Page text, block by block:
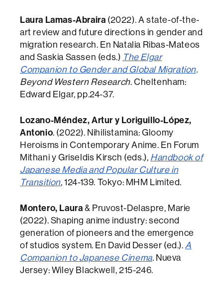
Laura Lamas-Abraira (2022). A state-of-the-
art review and future directions in gender and
migration research. En Natalia Ribas-Mateos
and Saskia Sassen (eds.) The Elgar
Companion to Gender and Global Migration.
Beyond Western Research. Cheltenham:
Edward Elgar, pp.24-37.
Lozano-Méndez, Artur y Loriguillo-López,
Antonio. (2022). Nihilistamina: Gloomy
Heroisms in Contemporary Anime. En Forum
Mithani y Griseldis Kirsch (eds.), Handbook of
Japanese Media and Popular Culture in
Transition, 124-139. Tokyo: MHM Limited.
Montero, Laura& Pruvost-Delaspre, Marie
(2022). Shaping anime industry: second
generation of pioneers and the emergence
of studios system. En David Desser (ed.). A
Companion to Japanese Cinema. Nueva
Jersey: Wiley Blackwell, 215-246.